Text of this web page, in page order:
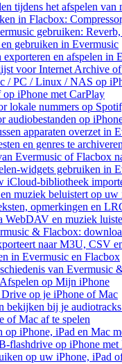
tijdens het afspelen
in Flacbox:
gebruiken:
gebruiken in Evermusic
en afspelen in
voor Internet Archive
/ PC / Linux / NAS op
iPhone met CarPlay
lokale nummers op
audiobestanden op
apparaten overzet in
en genres te
Evermusic of Flacbox
widgets gebruiken in
iCloud-bibliotheek
muziek beluistert op uw
opmerkingen en
en muziek
& Flacbox:
naar M3U, CSV
in Evermusic en Flacbox
van Evermusic
op Mijn iPhone
op je iPhone of Mac
bekijken bij je
of Mac af te spelen
op iPhone, iPad en Mac
flashdrive op iPhone
op uw iPhone, iPad